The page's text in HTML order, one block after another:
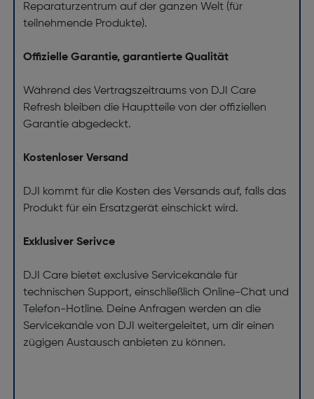
Reparaturzentrum auf der ganzen Welt (für
teilnehmende Produkte).
Offizielle Garantie, garantierte Qualität
Während des Vertragszeitraums von DJI Care
Refresh bleiben die Hauptteile von der offiziellen
Garantie abgedeckt.
Kostenloser Versand
DJI kommt für die Kosten des Versands auf, falls das
Produkt für ein Ersatzgerät einschickt wird.
Exklusiver Serivce
DJI Care bietet exclusive Servicekanäle für
technischen Support, einschließlich Online-Chat und
Telefon-Hotline. Deine Anfragen werden an die
Servicekanäle von DJI weitergeleitet, um dir einen
zügigen Austausch anbieten zu können.